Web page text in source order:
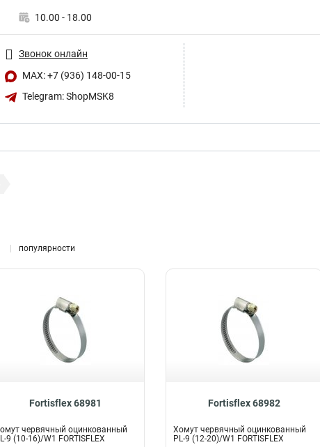
10.00 - 18.00
Звонок онлайн
MAX: +7 (936) 148-00-15
Telegram: ShopMSK8
популярности
Fortisflex 68981
червячный оцинкованный
9 (10-16)/W1 FORTISFLEX
Fortisflex 68982
Хомут червячный оцинкованный
PL-9 (12-20)/W1 FORTISFLEX